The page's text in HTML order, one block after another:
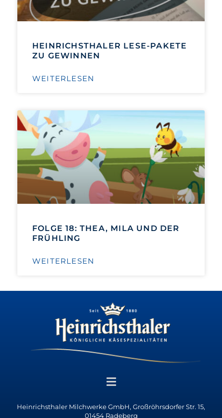
HEINRICHSTHALER LESE-PAKETE
ZU GEWINNEN
WEITERLESEN
FOLGE 18: THEA, MILA UND DER
FRÜHLING
WEITERLESEN
Heinrichsthaler Milchwerke GmbH, Großröhrsdorfer Str. 15,
01454 Radeberg